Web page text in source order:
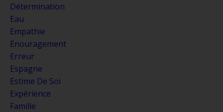
Détermination
Eau
Empathie
Enouragement
Erreur
Espagne
Estime De Soi
Expérience
Famille